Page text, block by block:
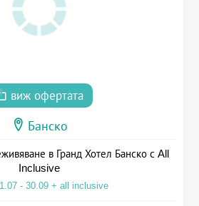
виж офертата
Банско
в Гранд Хотел Банско с All
Inclusive
- 30.09 + all inclusive